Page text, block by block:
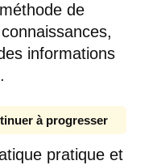
de
informations
.
à progresser
pratique et